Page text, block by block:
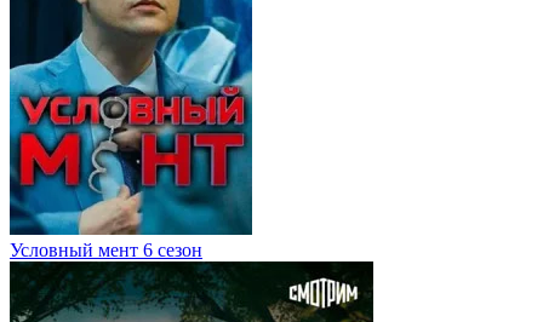
Условный мент 6 сезон